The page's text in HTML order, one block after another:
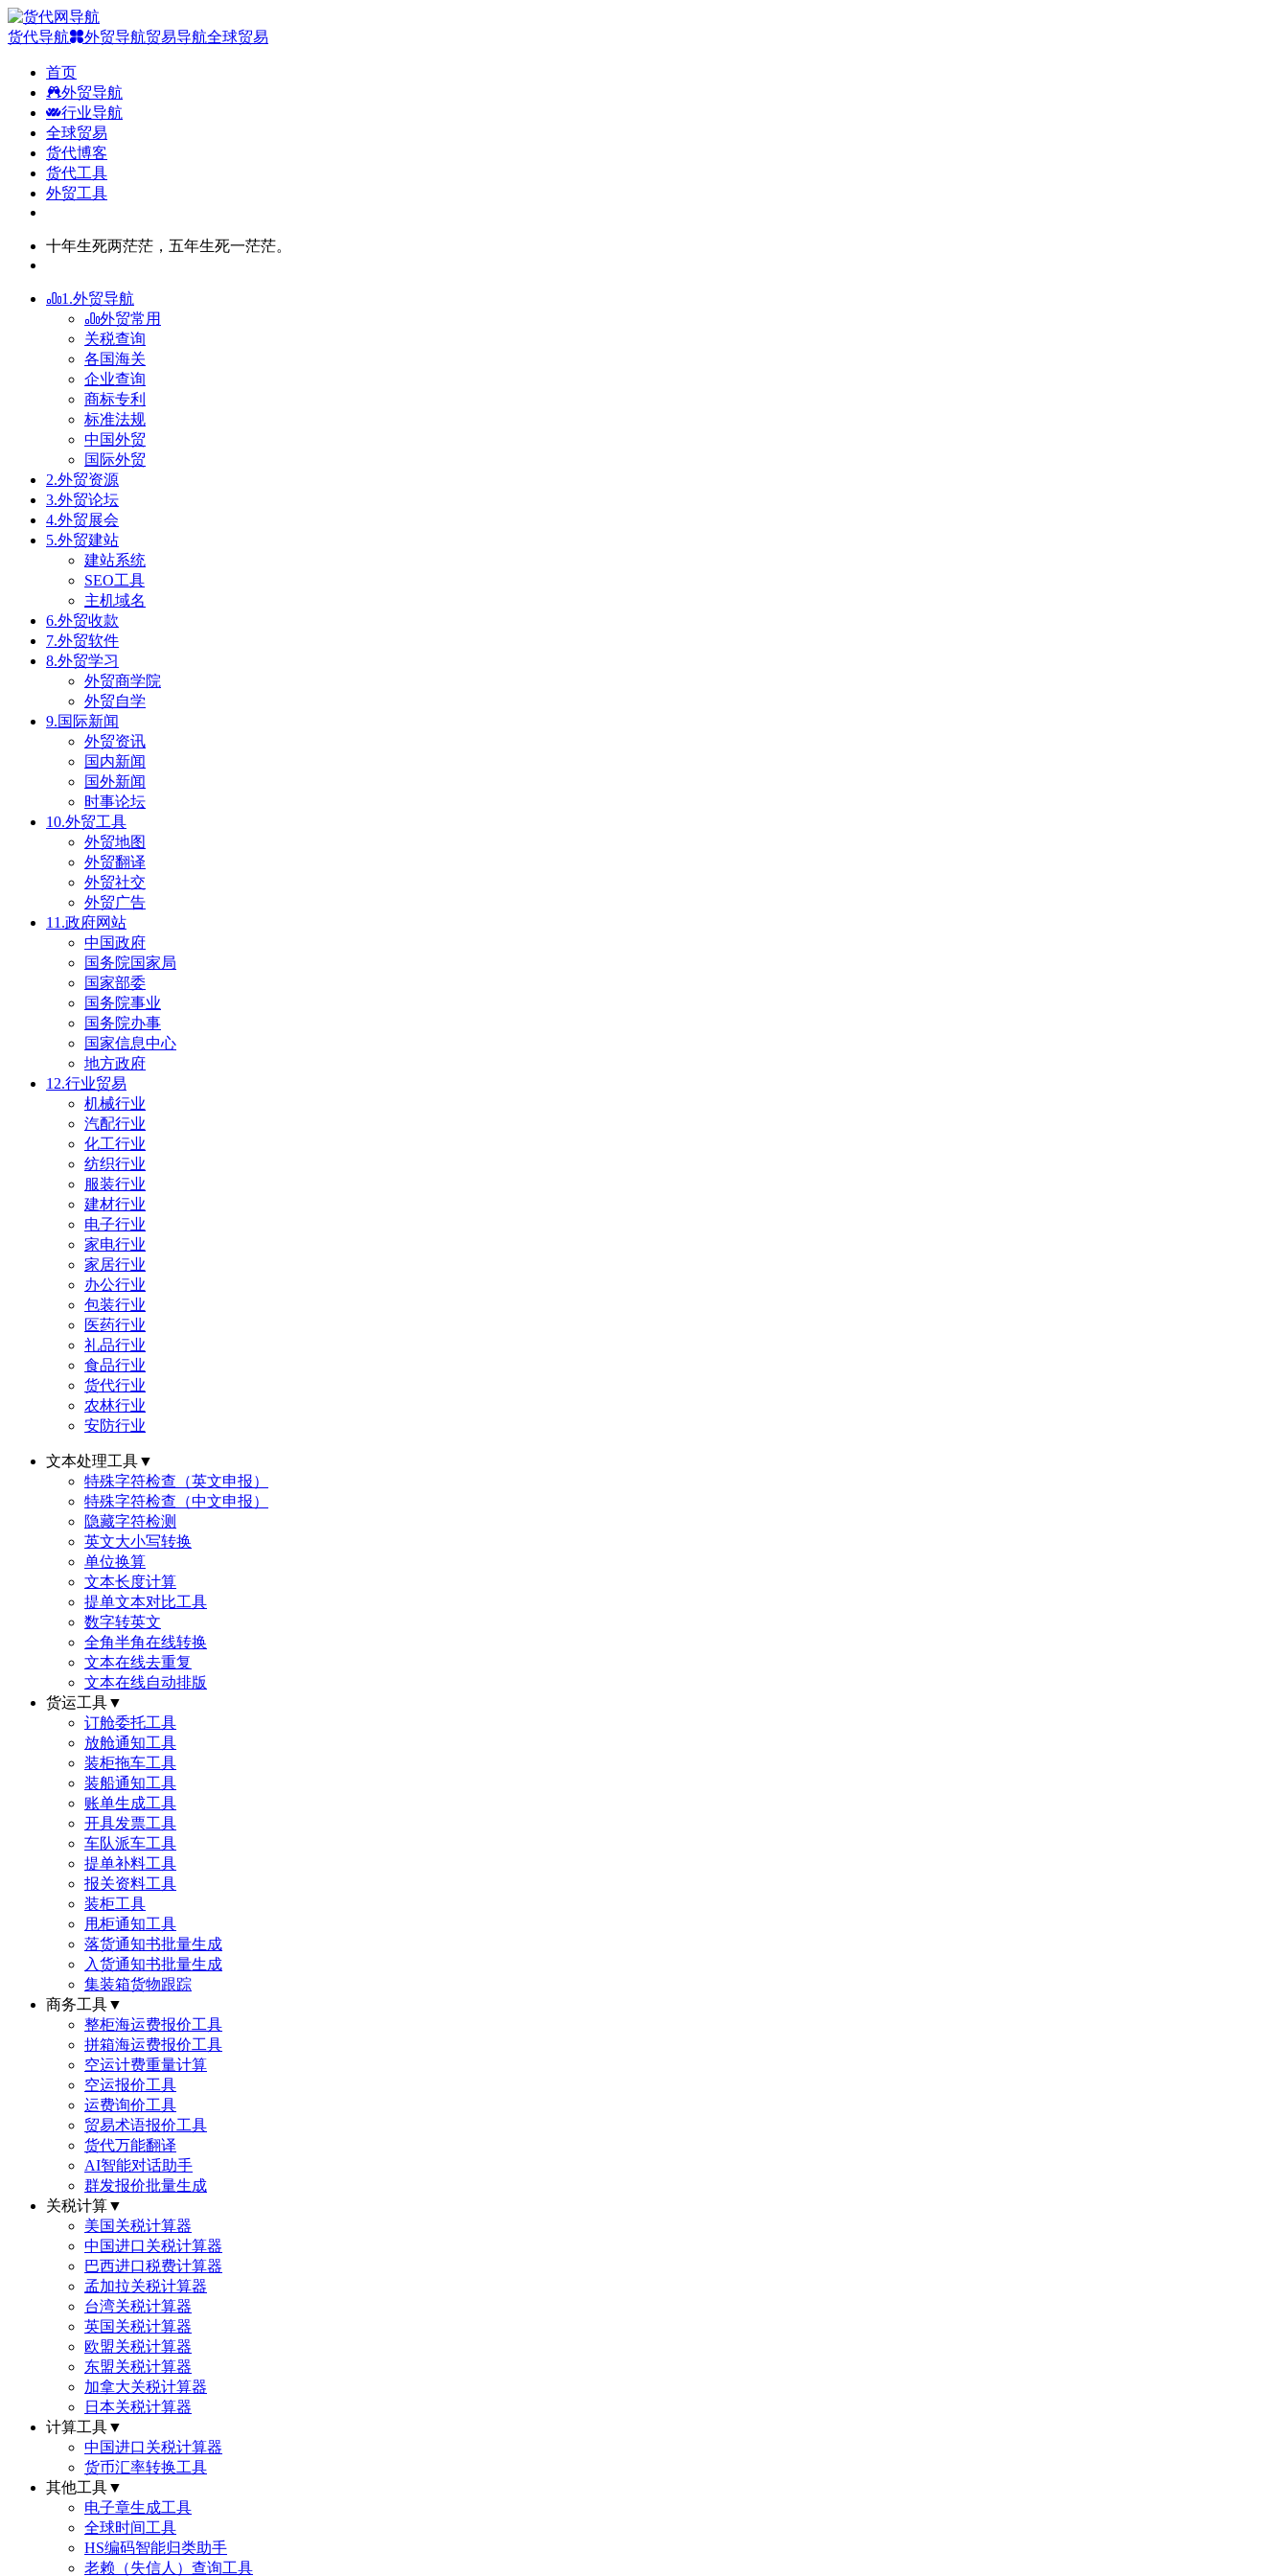
货代导航 外贸导航贸易导航全球贸易
首页
外贸导航
行业导航
全球贸易
货代博客
货代工具
外贸工具
十年生死两茫茫，五年生死一茫茫。
1.外贸导航
外贸常用
关税查询
各国海关
企业查询
商标专利
标准法规
中国外贸
国际外贸
2.外贸资源
3.外贸论坛
4.外贸展会
5.外贸建站
建站系统
SEO工具
主机域名
6.外贸收款
7.外贸软件
8.外贸学习
外贸商学院
外贸自学
9.国际新闻
外贸资讯
国内新闻
国外新闻
时事论坛
10.外贸工具
外贸地图
外贸翻译
外贸社交
外贸广告
11.政府网站
中国政府
国务院国家局
国家部委
国务院事业
国务院办事
国家信息中心
地方政府
12.行业贸易
机械行业
汽配行业
化工行业
纺织行业
服装行业
建材行业
电子行业
家电行业
家居行业
办公行业
包装行业
医药行业
礼品行业
食品行业
货代行业
农林行业
安防行业
文本处理工具▼
特殊字符检查（英文申报）
特殊字符检查（中文申报）
隐藏字符检测
英文大小写转换
单位换算
文本长度计算
提单文本对比工具
数字转英文
全角半角在线转换
文本在线去重复
文本在线自动排版
货运工具▼
订舱委托工具
放舱通知工具
装柜拖车工具
装船通知工具
账单生成工具
开具发票工具
车队派车工具
提单补料工具
报关资料工具
装柜工具
甩柜通知工具
落货通知书批量生成
入货通知书批量生成
集装箱货物跟踪
商务工具▼
整柜海运费报价工具
拼箱海运费报价工具
空运计费重量计算
空运报价工具
运费询价工具
贸易术语报价工具
货代万能翻译
AI智能对话助手
群发报价批量生成
关税计算▼
美国关税计算器
中国进口关税计算器
巴西进口税费计算器
孟加拉关税计算器
台湾关税计算器
英国关税计算器
欧盟关税计算器
东盟关税计算器
加拿大关税计算器
日本关税计算器
计算工具▼
中国进口关税计算器
货币汇率转换工具
其他工具▼
电子章生成工具
全球时间工具
HS编码智能归类助手
老赖（失信人）查询工具